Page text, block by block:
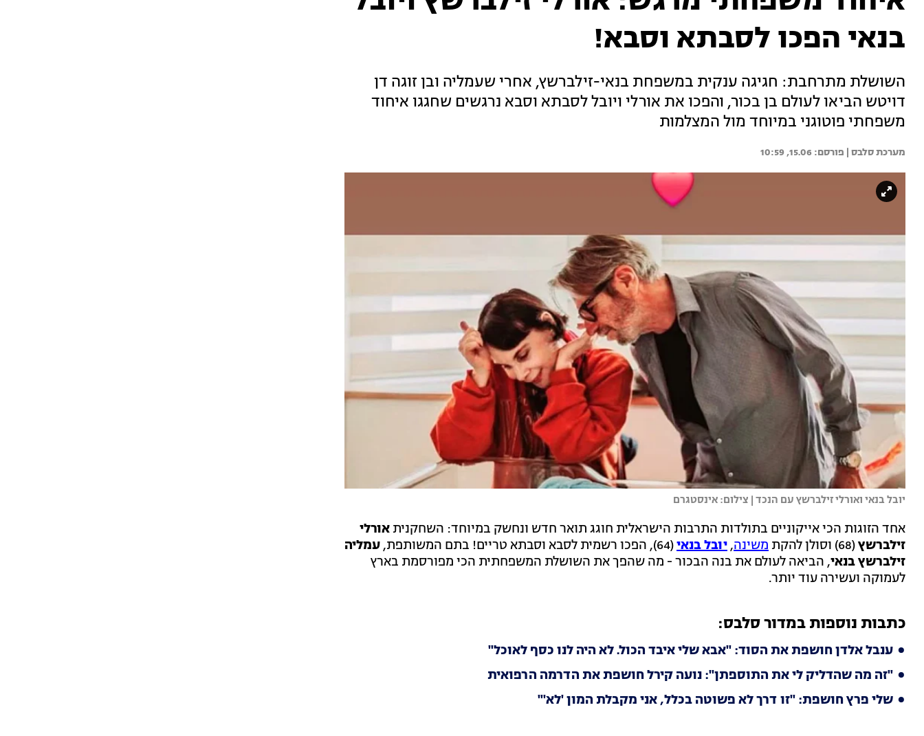
בנאי הפכו לסבתא וסבא!
השושלת מתרחבת: חגיגה ענקית במשפחת בנאי-זילברשץ, אחרי שעמליה ובן זוגה דן
דויטש הביאו לעולם בן בכור, והפכו את אורלי ויובל לסבתא וסבא נרגשים שחגגו איחוד
משפחתי פוטוגני במיוחד מול המצלמות
מערכת סלבס | 15.06, 10:59
יובל בנאי ואורלי זילברשץ עם הנכד | צילום: אינסטגרם
אחד הזוגות הכי אייקוניים בתולדות התרבות הישראלית חוגג תואר חדש ונחשק במיוחד: השחקנית אורלי
זילברשץ(68) וסולן להקת משינה,יובל בנאי(64), הפכו רשמית לסבא וסבתא טריים! בתם המשותפת,
עמליה
זילברשץ בנאי, הביאה לעולם את בנה הבכור - מה שהפך את השושלת המשפחתית הכי מפורסמת בארץ
לעמוקה ועשירה עוד יותר.
כתבות נוספות במדור סלבס:
ענבל אלדן חושפת את הסוד: "אבא שלי איבד הכול. לא היה לנו כסף לאוכל"
"זה מה שהדליק לי את התוספתן": נועה קירל חושפת את הדרמה הרפואית
שלי פרץ חושפת: "זו דרך לא פשוטה בכלל, אני מקבלת המון 'לא'"